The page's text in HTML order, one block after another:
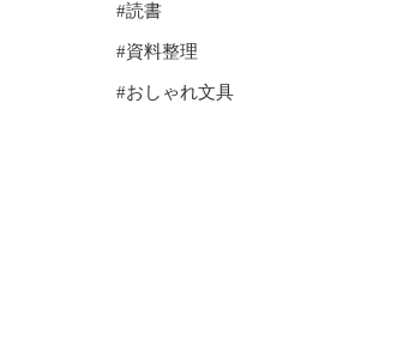
#読書
#資料整理
#おしゃれ文具